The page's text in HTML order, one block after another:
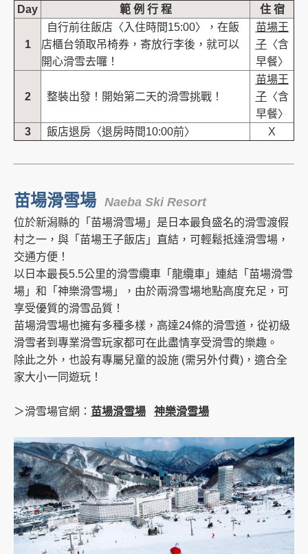
Day 範 例 行 程 住 宿
1
自行前往飯店〈入住時間15:00〉，在飯
店櫃台領取吊椅券，寄放行李後，就可以
開心滑雪去囉！
苗場王
子〈含
早餐〉
2 整裝出發！開始第二天的滑雪挑戰！
苗場王
子〈含
早餐〉
3
飯店退房〈退房時間10:00前〉 X
苗場滑雪場 Naeba Ski Resort
位於新潟縣的「苗場滑雪場」是日本最負盛名的滑雪渡假
村之一，與「苗場王子飯店」直結，可輕鬆抵達滑雪場，
交通方便！
以日本最長5.5公里的滑雪纜車「龍纜車」連結「苗場滑雪
場」和「神樂滑雪場」，由於兩滑雪場地點高度充足，可
享受優質的滑雪品質！
苗場滑雪場也擁有多種多樣，高達24條的滑雪道，從初級
滑雪者到專業滑雪玩家都可在此盡情享受滑雪的樂趣。
除此之外，也設有專屬兒童的設施 (需另外付費)，適合全
家大小一同遊玩！
＞滑雪場官網： 苗場滑雪場 神樂滑雪場